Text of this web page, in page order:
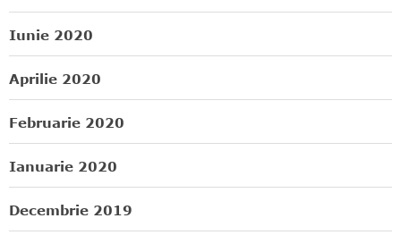
Iunie 2020
Aprilie 2020
Februarie 2020
Ianuarie 2020
Decembrie 2019